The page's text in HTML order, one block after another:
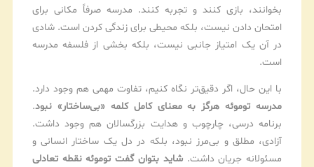
بخوانند، بازی کنند و تجربه کنند. مدرسه صرفاً مکانی برای
امتحان دادن نیست، بلکه محیطی برای زندگی کردن است. شادی
در آن یک امتیاز جانبی نیست، بلکه بخشی از فلسفه مدرسه
است.
با این حال، اگر دقیق‌تر نگاه کنیم، تفاوت مهمی هم وجود دارد.
مدرسه توموئه هرگز به معنای کامل کلمه «بی‌ساختار» نبود.
برنامه درسی، چارچوب و هدایت بزرگسالان هم وجود داشت.
آزادی، مطلق و بی‌مرز نبود، بلکه در دل یک ساختار انسانی و
مسئولانه جریان داشت.شاید بتوان گفت توموئه نقطه تعادلی